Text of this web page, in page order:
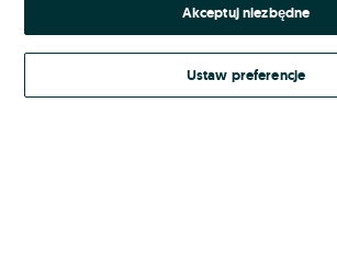
Kontynuując za pośrednictwem jednego z
Regulamin serwisuOLX.pl w jego
Akceptuj niezbędne
Ustaw preferencje